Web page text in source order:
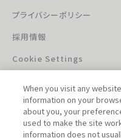
プライバシーポリシー
採用情報
Cookie Settings
When you visit any
information on your
about you, your
used to make the site
information does not